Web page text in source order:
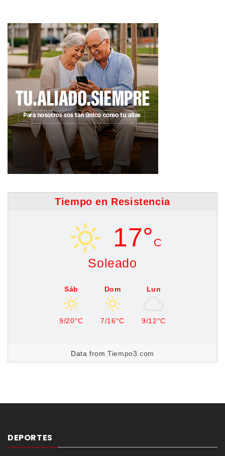
Tiempo en Resistencia
17° C
Soleado
Sáb
9/20°C
Dom
7/16°C
Lun
9/12°C
Data fromTiempo3.com
DEPORTES